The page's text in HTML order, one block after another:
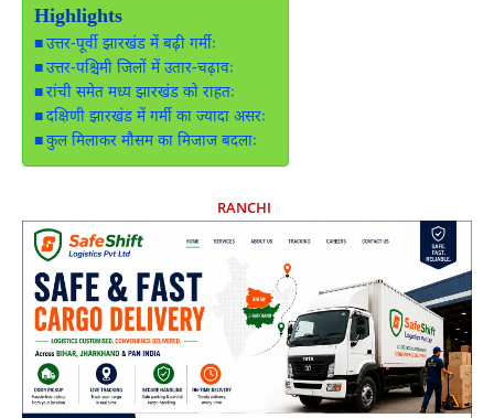
Highlights
उत्तर-पूर्वी झारखंड में बढ़ी गर्मीः
उत्तर-पश्चिमी जिलों में उतार-चढ़ावः
रांची समेत मध्य झारखंड को राहतः
दक्षिणी झारखंड में गर्मी का ज्यादा असरः
कुल मिलाकर मौसम का मिजाज बदलाः
RANCHI